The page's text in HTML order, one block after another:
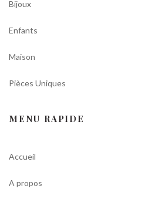
Bijoux
Enfants
Maison
Pièces Uniques
MENU RAPIDE
Accueil
A propos